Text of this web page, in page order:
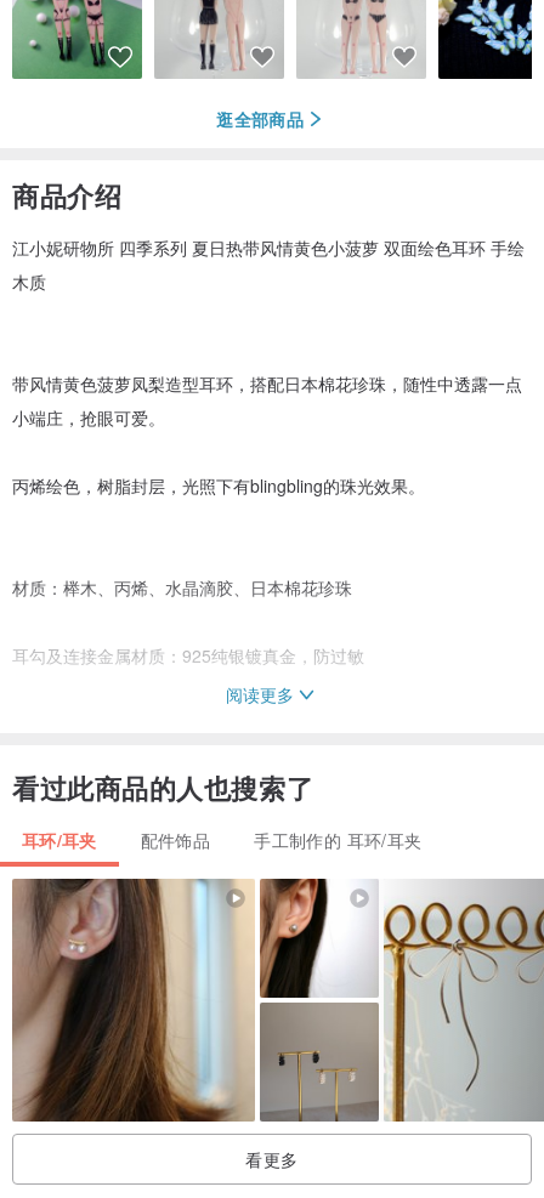
逛全部商品
商品介绍
江小妮研物所 四季系列 夏日热带风情黄色小菠萝 双面绘色耳环 手绘
木质
带风情黄色菠萝凤梨造型耳环，搭配日本棉花珍珠，随性中透露一点
小端庄，抢眼可爱。
丙烯绘色，树脂封层，光照下有blingbling的珠光效果。
材质：榉木、丙烯、水晶滴胶、日本棉花珍珠
耳勾及连接金属材质：925纯银镀真金，防过敏
纯手工制作，颜色为手绘，双面绘色双面滴胶树脂封层，个性独特百
实物比较惊喜。
P.S. 馆内耳饰均可更换为耳夹，以方便没有打耳洞的亲们佩戴，可下
单留言备注或联系设计师。
阅读更多
看过此商品的人也搜索了
耳环/耳夹 配件饰品 手工制作的 耳环/耳夹
看更多